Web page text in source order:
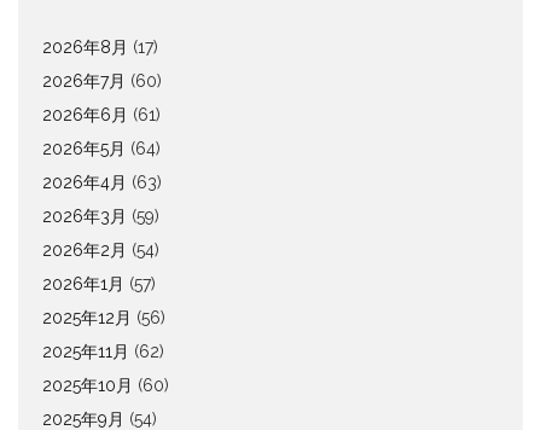
2026年8月 (17)
2026年7月 (60)
2026年6月 (61)
2026年5月 (64)
2026年4月 (63)
2026年3月 (59)
2026年2月 (54)
2026年1月 (57)
2025年12月 (56)
2025年11月 (62)
2025年10月 (60)
2025年9月 (54)